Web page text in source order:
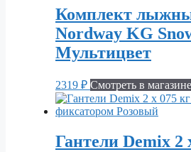
Комплект
Nordway KG
Мультицвет
2319 ₽ Смотреть в магазине
Гантели Demix 2